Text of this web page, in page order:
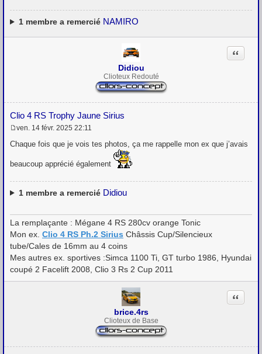
1membre a remercié NAMIRO
Didiou
Clioteux Redouté
Clio 4 RS Trophy Jaune Sirius
Citation
e
a
e
ven. 14 févr. 2025 22:11
Chaque fois que je vois tes photos, ça me rappelle mon ex que j’avais
beaucoup apprécié également
1membre a remercié Didiou
La remplaçante : Mégane 4 RS 280cv orange Tonic
Mon ex. Clio 4 RS Ph.2 Sirius Châssis Cup/Silencieux
tube/Cales de 16mm au 4 coins
Mes autres ex. sportives :Simca 1100 Ti, GT turbo 1986, Hyundai
coupé 2 Facelift 2008, Clio 3 Rs 2 Cup 2011
brice.4rs
Clioteux de Base
Citation